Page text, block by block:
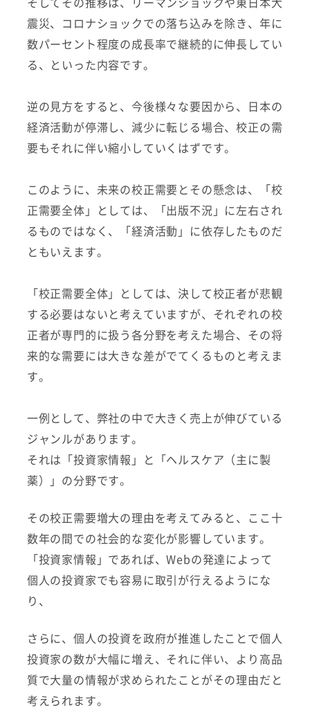
震災、コロナショックでの落ち込みを除き、年に
数パーセント程度の成長率で継続的に伸長してい
る、といった内容です。
逆の見方をすると、今後様々な要因から、日本の
経済活動が停滞し、減少に転じる場合、校正の需
要もそれに伴い縮小していくはずです。
このように、未来の校正需要とその懸念は、「校
正需要全体」としては、「出版不況」に左右され
るものではなく、「経済活動」に依存したものだ
ともいえます。
「校正需要全体」としては、決して校正者が悲観
する必要はないと考えていますが、それぞれの校
正者が専門的に扱う各分野を考えた場合、その将
来的な需要には大きな差がでてくるものと考えま
す。
一例として、弊社の中で大きく売上が伸びている
ジャンルがあります。
それは「投資家情報」と「ヘルスケア（主に製
薬）」の分野です。
その校正需要増大の理由を考えてみると、ここ十
数年の間での社会的な変化が影響しています。
「投資家情報」であれば、Webの発達によって
個人の投資家でも容易に取引が行えるようにな
り、
さらに、個人の投資を政府が推進したことで個人
投資家の数が大幅に増え、それに伴い、より高品
質で大量の情報が求められたことがその理由だと
考えられます。